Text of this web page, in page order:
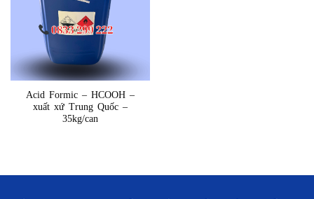
Acid Formic – HCOOH –
xuất xứ Trung Quốc –
35kg/can